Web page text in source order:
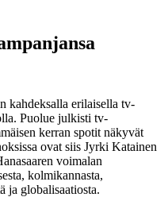
kahdeksalla erilaisella tv-
Puolue julkisti tv-
kerran spotit näkyvät
ovat siis Jyrki Katainen
voimalan
kolmikannasta,
ja globalisaatiosta.